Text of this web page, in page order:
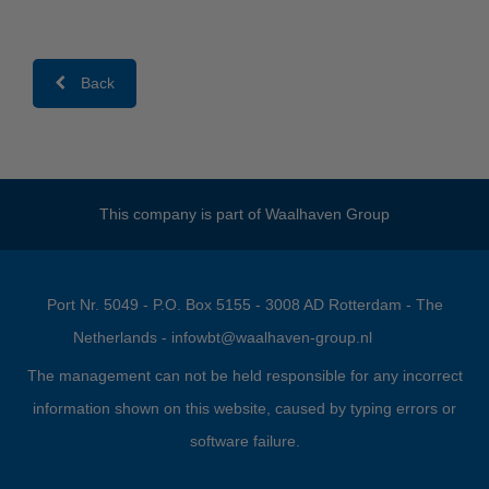
Back
This company is part of Waalhaven Group
Port Nr. 5049 - P.O. Box 5155 - 3008 AD Rotterdam - The
Netherlands - infowbt@waalhaven-group.nl
The management can not be held responsible for any incorrect
information shown on this website, caused by typing errors or
software failure.